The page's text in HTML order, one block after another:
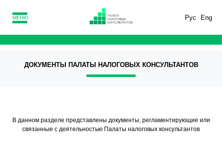
Рус Eng
МЕНЮ
ДОКУМЕНТЫ ПАЛАТЫ НАЛОГОВЫХ КОНСУЛЬТАНТОВ
В данном разделе представлены документы, регламентирующие или
связанные с деятельностью Палаты налоговых консультантов